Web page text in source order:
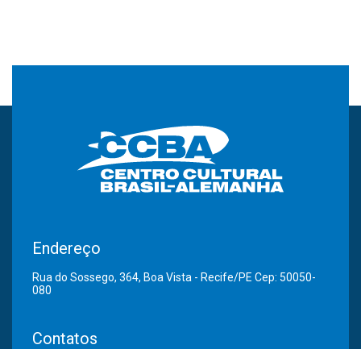
Endereço
Rua do Sossego, 364, Boa Vista - Recife/PE Cep: 50050-
080
Contatos